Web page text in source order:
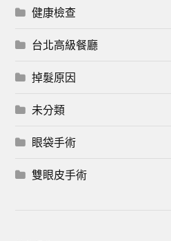
健康檢查
台北高級餐廳
掉髮原因
未分類
眼袋手術
雙眼皮手術